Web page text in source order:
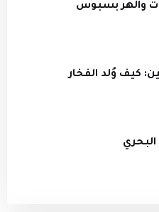
والهر بسبوس
كيف وُلد الفخار
البحري